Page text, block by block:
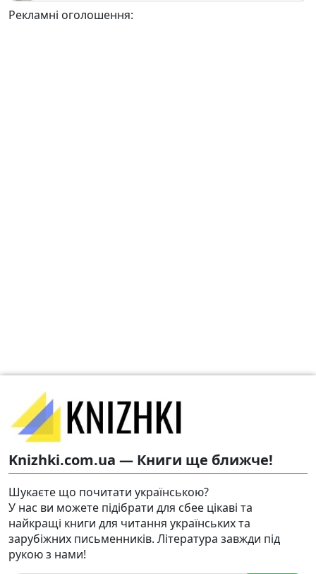
Рекламні оголошення:
Knizhki.com.ua — Книги ще ближче!
Шукаєте що почитати українською?
У нас ви можете підібрати для сбее цікаві та
найкращі книги для читання українських та
зарубіжних письменників. Література завжди під
рукою з нами!